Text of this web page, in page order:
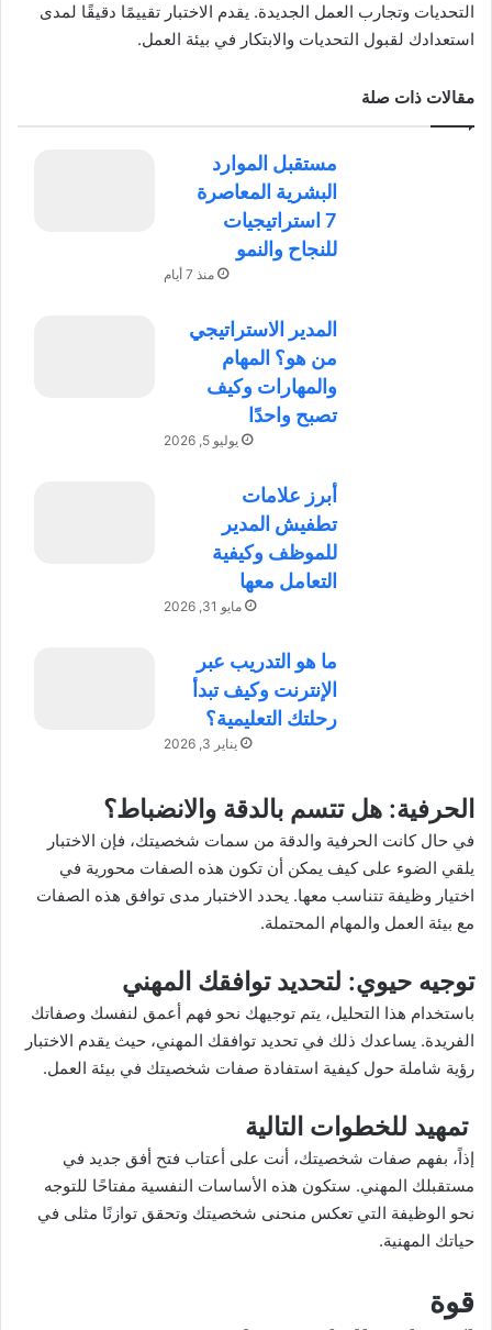
التحديات وتجارب العمل الجديدة. يقدم الاختبار تقييمًا دقيقًا لمدى
استعدادك لقبول التحديات والابتكار في بيئة العمل.
مقالات ذات صلة
مستقبل الموارد
البشرية المعاصرة
7 استراتيجيات
للنجاح والنمو
منذ 7 أيام
المدير الاستراتيجي
من هو؟ المهام
والمهارات وكيف
تصبح واحدًا
يوليو 5, 2026
أبرز علامات
تطفيش المدير
للموظف وكيفية
التعامل معها
مايو 31, 2026
ما هو التدريب عبر
الإنترنت وكيف تبدأ
رحلتك التعليمية؟
يناير 3, 2026
الحرفية: هل تتسم بالدقة والانضباط؟
في حال كانت الحرفية والدقة من سمات شخصيتك، فإن الاختبار
يلقي الضوء على كيف يمكن أن تكون هذه الصفات محورية في
اختيار وظيفة تتناسب معها. يحدد الاختبار مدى توافق هذه الصفات
مع بيئة العمل والمهام المحتملة.
توجيه حيوي: لتحديد توافقك المهني
باستخدام هذا التحليل، يتم توجيهك نحو فهم أعمق لنفسك وصفاتك
الفريدة. يساعدك ذلك في تحديد توافقك المهني، حيث يقدم الاختبار
رؤية شاملة حول كيفية استفادة صفات شخصيتك في بيئة العمل.
تمهيد للخطوات التالية
إذاً، بفهم صفات شخصيتك، أنت على أعتاب فتح أفق جديد في
مستقبلك المهني. ستكون هذه الأساسات النفسية مفتاحًا للتوجه
نحو الوظيفة التي تعكس منحنى شخصيتك وتحقق توازنًا مثلى في
حياتك المهنية.
قوة